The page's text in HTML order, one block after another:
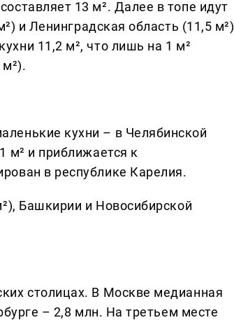
13 м². Далее в топе идут
и Ленинградская область (11,5
11,2 м², что лишь на 1 м²
кухни – в Челябинской
м² и приближается к
в республике Карелия.
Башкирии и Новосибирской
столицах. В Москве медианная
– 2,8 млн. На третьем месте